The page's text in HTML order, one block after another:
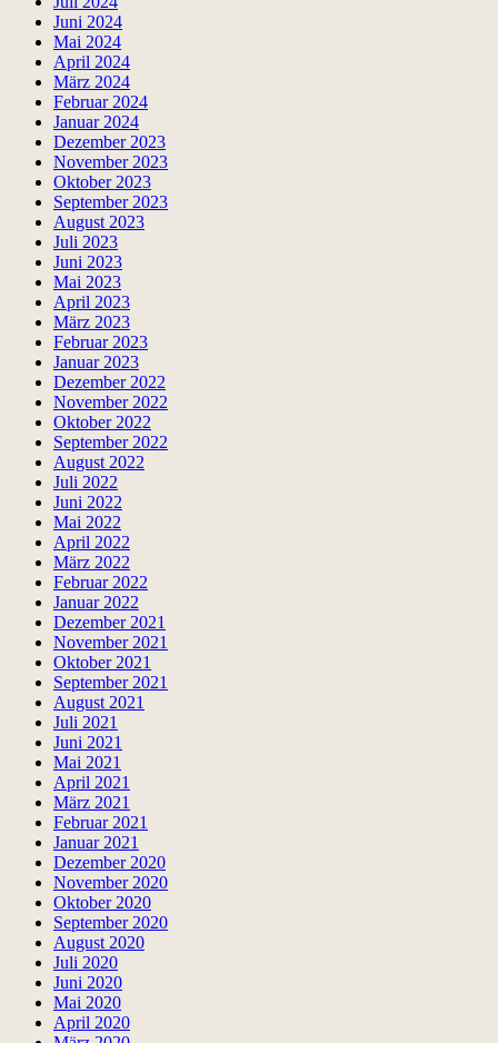
Juni 2024
Mai 2024
April 2024
März 2024
Februar 2024
Januar 2024
Dezember 2023
November 2023
Oktober 2023
September 2023
August 2023
Juli 2023
Juni 2023
Mai 2023
April 2023
März 2023
Februar 2023
Januar 2023
Dezember 2022
November 2022
Oktober 2022
September 2022
August 2022
Juli 2022
Juni 2022
Mai 2022
April 2022
März 2022
Februar 2022
Januar 2022
Dezember 2021
November 2021
Oktober 2021
September 2021
August 2021
Juli 2021
Juni 2021
Mai 2021
April 2021
März 2021
Februar 2021
Januar 2021
Dezember 2020
November 2020
Oktober 2020
September 2020
August 2020
Juli 2020
Juni 2020
Mai 2020
April 2020